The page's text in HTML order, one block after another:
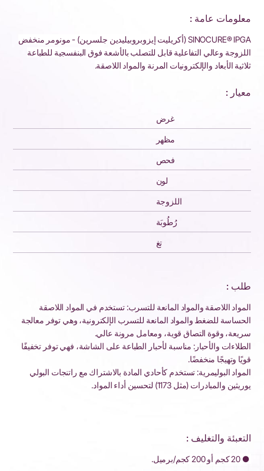
معلومات عامة :
SINOCURE® IPGA (أكريليت إيزوبروبيليدين جلسرين) - مونومر منخفض
اللزوجة وعالي التفاعلية قابل للتصلب بالأشعة فوق البنفسجية للطباعة
ثلاثية الأبعاد والإلكترونيات المرنة والمواد اللاصقة.
معيار :
غرض
مظهر
فحص
لون
اللزوجة
رُطُوبَة
تغ
طلب :
المواد اللاصقة والمواد المانعة للتسرب: تستخدم في المواد اللاصقة
الحساسة للضغط والمواد المانعة للتسرب الإلكترونية، وهي توفر معالجة
سريعة، وقوة التصاق قوية، ومعامل مرونة عالي.
الطلاءات والأحبار: مناسبة لأحبار الطباعة على الشاشة، فهي توفر تخفيفًا
قويًا وتهيجًا منخفضًا.
المواد البوليمرية: تستخدم كأحادي المادة بالاشتراك مع راتنجات البولي
يوريثين والمبادرات (مثل 1173) لتحسين أداء المواد.
التعبئة والتغليف :
● 20 كجم أو 200 كجم/برميل.